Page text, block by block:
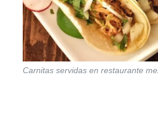
Carnitas servidas en restaurante